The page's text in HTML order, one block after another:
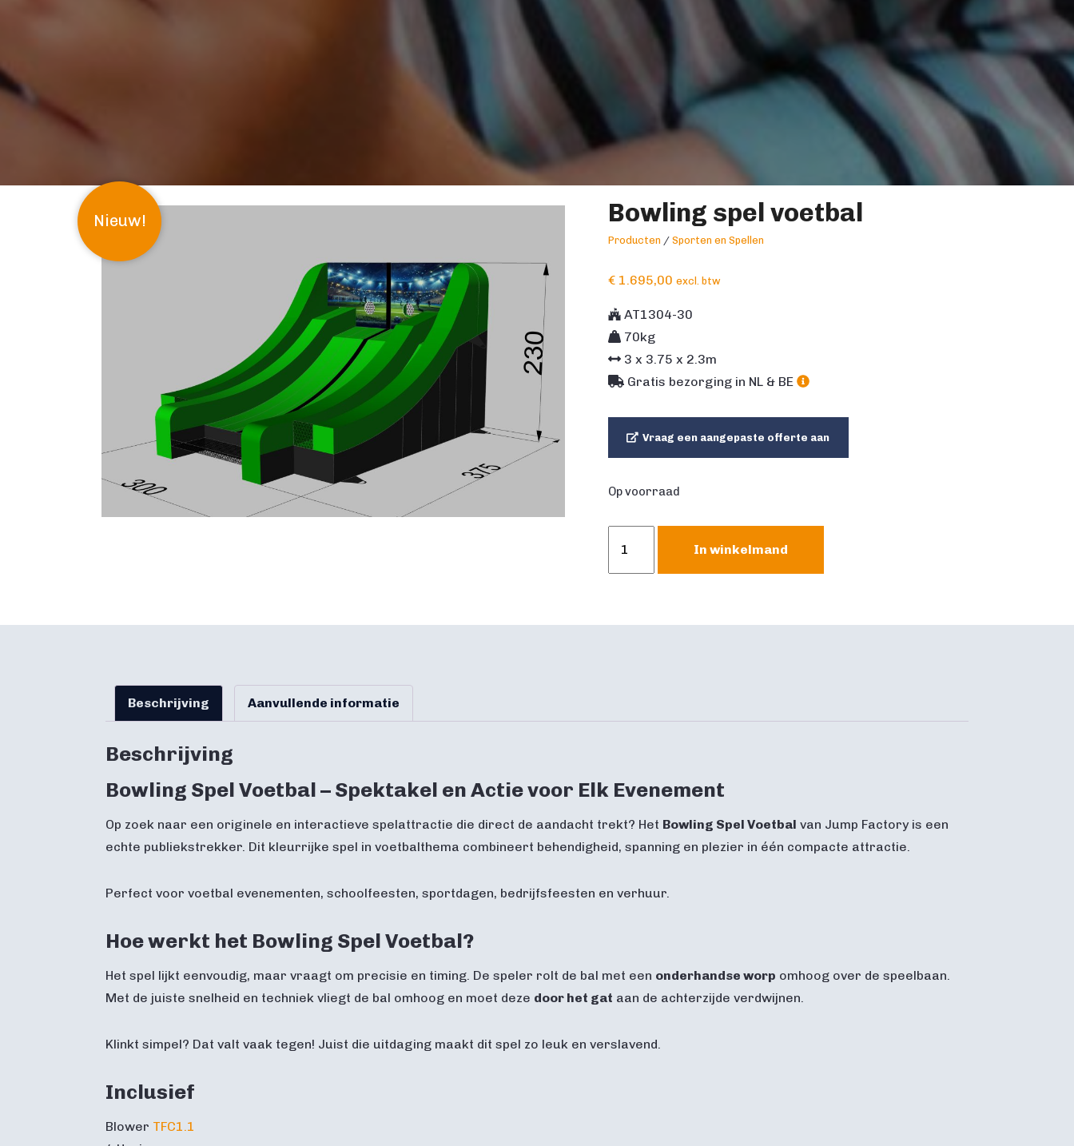
Nieuw! Bowling spel voetbal
Producten / Sporten en Spellen
€1.695,00 excl. btw
AT1304-30
70kg
3 x 3.75 x 2.3m
Gratis bezorging in NL & BE
Vraag een aangepaste offerte aan
Op voorraad
spel
In winkelmand
Beschrijving Aanvullende informatie
Beschrijving
Bowling Spel Voetbal – Spektakel en Actie voor Elk Evenement
Op zoek naar een originele en interactieve spelattractie die direct de aandacht trekt? Het Bowling Spel Voetbal van Jump Factory is een
echte publiekstrekker. Dit kleurrijke spel in voetbalthema combineert behendigheid, spanning en plezier in één compacte attractie.
Perfect voor voetbal evenementen, schoolfeesten, sportdagen, bedrijfsfeesten en verhuur.
Hoe werkt het Bowling Spel Voetbal?
Het spel lijkt eenvoudig, maar vraagt om precisie en timing. De speler rolt de bal met een onderhandse worp omhoog over de speelbaan.
Met de juiste snelheid en techniek vliegt de bal omhoog en moet deze door het gat aan de achterzijde verdwijnen.
Klinkt simpel? Dat valt vaak tegen! Juist die uitdaging maakt dit spel zo leuk en verslavend.
Inclusief
Blower TFC1.1